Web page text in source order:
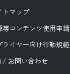
トマップ
等コンテンツ使用申請
ライヤー向け行動規範
/ お問い合わせ